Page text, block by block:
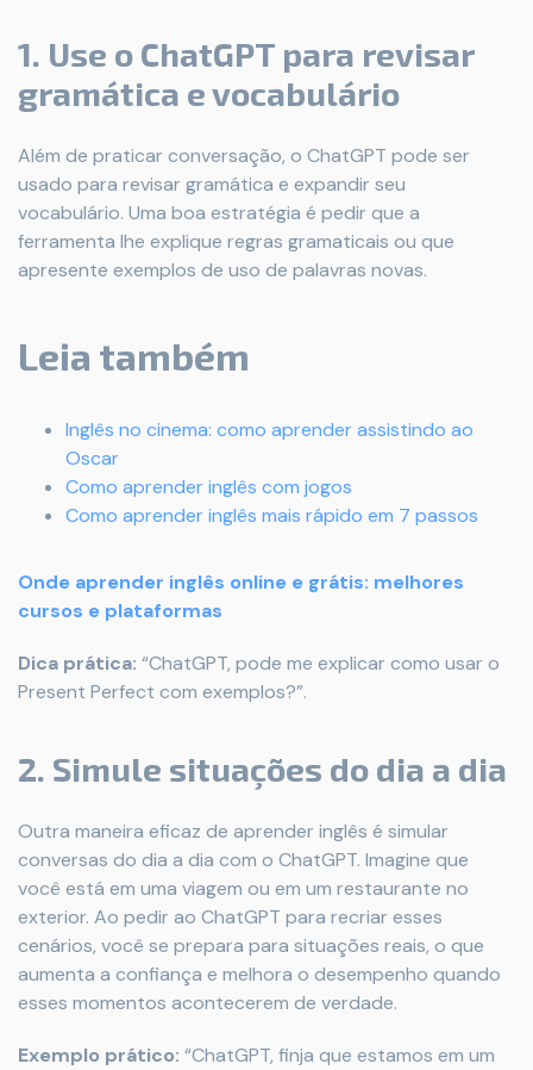
1. Use o ChatGPT para revisar
gramática e vocabulário
Além de praticar conversação, o ChatGPT pode ser
usado para revisar gramática e expandir seu
vocabulário. Uma boa estratégia é pedir que a
ferramenta lhe explique regras gramaticais ou que
apresente exemplos de uso de palavras novas.
Leia também
Inglês no cinema: como aprender assistindo ao
Oscar
Como aprender inglês com jogos
Como aprender inglês mais rápido em 7 passos
Onde aprender inglês online e grátis: melhores
cursos e plataformas
Dica prática: “ChatGPT, pode me explicar como usar o
Present Perfect com exemplos?”.
2. Simule situações do dia a dia
Outra maneira eficaz de aprender inglês é simular
conversas do dia a dia com o ChatGPT. Imagine que
você está em uma viagem ou em um restaurante no
exterior. Ao pedir ao ChatGPT para recriar esses
cenários, você se prepara para situações reais, o que
aumenta a confiança e melhora o desempenho quando
esses momentos acontecerem de verdade.
Exemplo prático: “ChatGPT, finja que estamos em um